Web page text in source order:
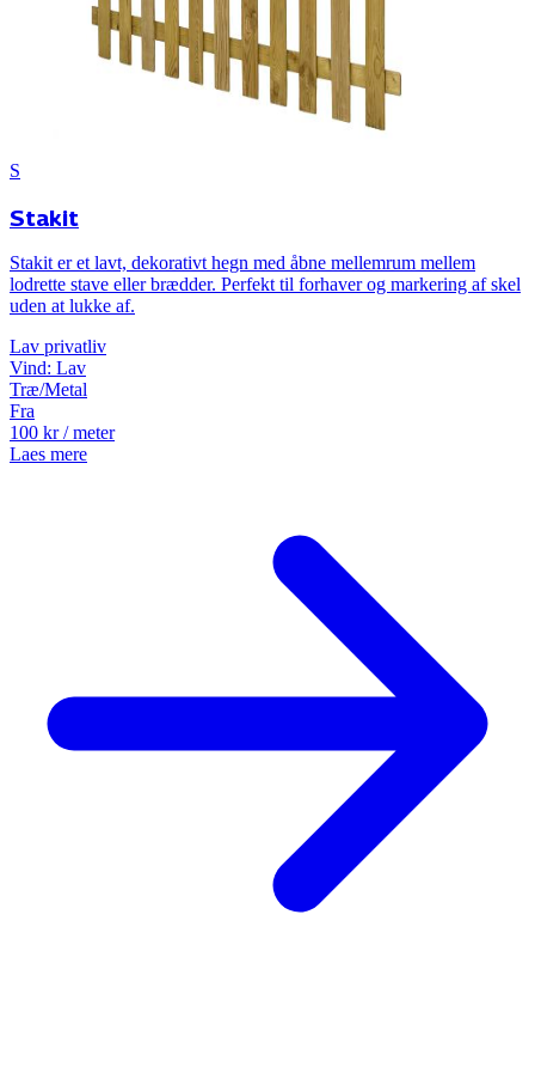
S
Stakit
Stakit er et lavt, dekorativt hegn med åbne mellemrum mellem
lodrette stave eller brædder. Perfekt til forhaver og markering af skel
uden at lukke af.
Lav privatliv
Vind: Lav
Træ/Metal
Fra
100 kr/ meter
Laes mere